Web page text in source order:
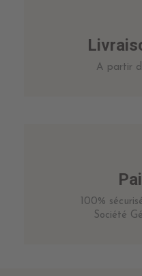
A partir
100%
Société